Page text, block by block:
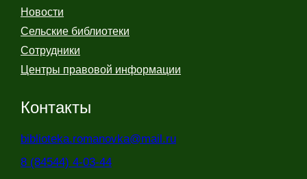
Новости
Сельские библиотеки
Сотрудники
Центры правовой информации
Контакты
biblioteka.romanovka@mail.ru
8 (84544) 4-03-44